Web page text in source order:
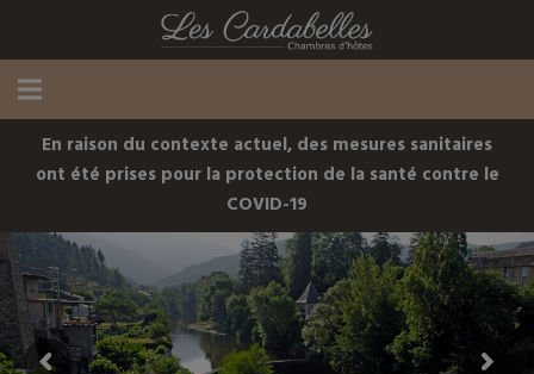
En raison du contexte actuel, des mesures sanitaires
ont été prises pour la protection de la santé contre le
COVID-19